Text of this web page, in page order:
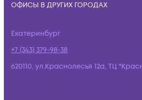
ОФИСЫ В ДРУГИХ ГОРОДАХ
Екатеринбург
+7 (343) 379-98-38
620110, ул.Краснолесья 12а, ТЦ